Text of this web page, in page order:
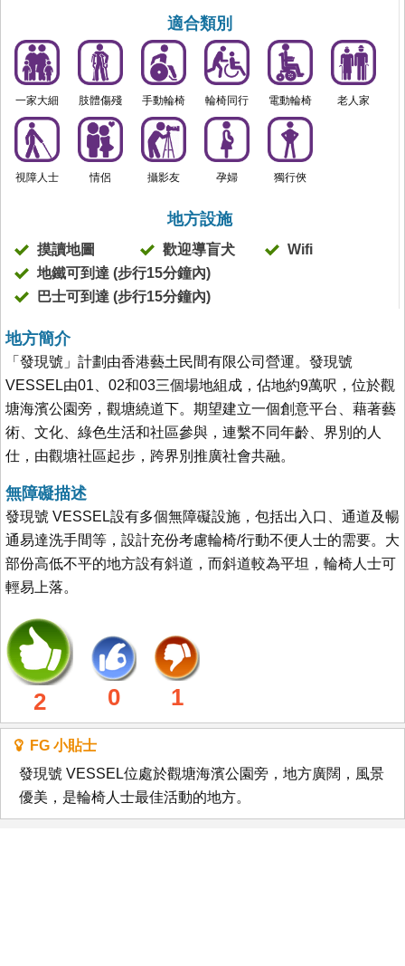
適合類別
一家大細 肢體傷殘 手動輪椅 輪椅同行 電動輪椅 老人家
視障人士 情侶 攝影友 孕婦 獨行俠
地方設施
摸讀地圖 歡迎導盲犬
Wifi
地鐵可到達 (步行15分鐘內)
巴士可到達 (步行15分鐘內)
地方簡介
「發現號」計劃由香港藝土民間有限公司營運。發現號
VESSEL由01、02和03三個場地組成，佔地約9萬呎，位於觀
塘海濱公園旁，觀塘繞道下。期望建立一個創意平台、藉著藝
術、文化、綠色生活和社區參與，連繫不同年齡、界別的人
仕，由觀塘社區起步，跨界別推廣社會共融。
無障礙描述
發現號 VESSEL設有多個無障礙設施，包括出入口、通道及暢
通易達洗手間等，設計充份考慮輪椅/行動不便人士的需要。大
部份高低不平的地方設有斜道，而斜道較為平坦，輪椅人士可
輕易上落。
2 0 1
FG 小貼士
發現號 VESSEL位處於觀塘海濱公園旁，地方廣闊，風景
優美，是輪椅人士最佳活動的地方。